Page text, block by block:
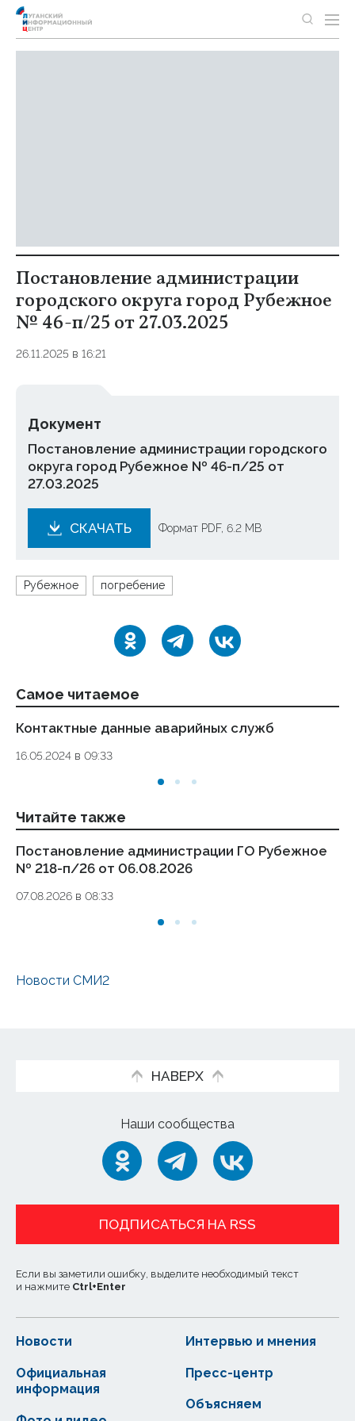
Постановление администрации
городского округа город Рубежное
№ 46-п/25 от 27.03.2025
26.11.2025 в 16:21
Документ
Постановление администрации городского
округа город Рубежное № 46-п/25 от
27.03.2025
СКАЧАТЬ Формат PDF, 6.2 MB
Рубежное погребение
Самое читаемое
Контактные данные аварийных служб
16.05.2024 в 09:33
Читайте также
Постановление администрации ГО Рубежное
№ 218-п/26 от 06.08.2026
07.08.2026 в 08:33
Новости СМИ2
НАВЕРХ
Наши сообщества
ПОДПИСАТЬСЯ НА RSS
Если вы заметили ошибку, выделите необходимый текст
и нажмите Ctrl+Enter
Новости
Официальная
информация
Интервью и мнения
Пресс-центр
Объясняем